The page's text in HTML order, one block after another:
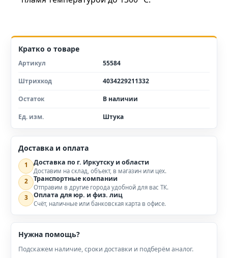
Кратко о товаре
Артикул 55584
Штрихкод 4034229211332
Остаток В наличии
Ед. изм. Штука
Доставка и оплата
1 Доставка по г. Иркутску и области
Доставим на склад, объект, в магазин или цех.
2 Транспортные компании
Отправим в другие города удобной для вас ТК.
3 Оплата для юр. и физ. лиц
Счёт, наличные или банковская карта в офисе.
Нужна помощь?
Подскажем наличие, сроки доставки и подберём аналог.